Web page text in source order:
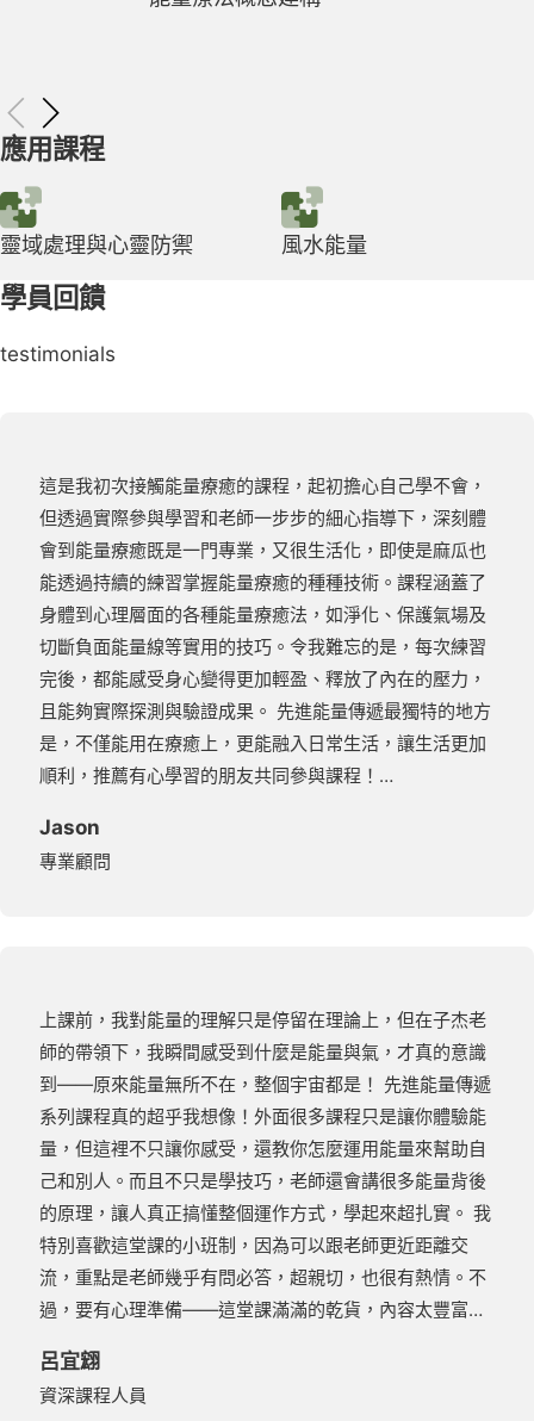
應用課程
靈域處理與心靈防禦 風水能量
學員回饋
testimonials
這是我初次接觸能量療癒的課程，起初擔心自己學不會，
但透過實際參與學習和老師一步步的細心指導下，深刻體
會到能量療癒既是一門專業，又很生活化，即使是麻瓜也
能透過持續的練習掌握能量療癒的種種技術。課程涵蓋了
身體到心理層面的各種能量療癒法，如淨化、保護氣場及
切斷負面能量線等實用的技巧。令我難忘的是，每次練習
完後，都能感受身心變得更加輕盈、釋放了內在的壓力，
且能夠實際探測與驗證成果。 先進能量傳遞最獨特的地方
是，不僅能用在療癒上，更能融入日常生活，讓生活更加
順利，推薦有心學習的朋友共同參與課程！…
Jason
專業顧問
上課前，我對能量的理解只是停留在理論上，但在子杰老
師的帶領下，我瞬間感受到什麼是能量與氣，才真的意識
到——原來能量無所不在，整個宇宙都是！ 先進能量傳遞
系列課程真的超乎我想像！外面很多課程只是讓你體驗能
量，但這裡不只讓你感受，還教你怎麼運用能量來幫助自
己和別人。而且不只是學技巧，老師還會講很多能量背後
的原理，讓人真正搞懂整個運作方式，學起來超扎實。 我
特別喜歡這堂課的小班制，因為可以跟老師更近距離交
流，重點是老師幾乎有問必答，超親切，也很有熱情。不
過，要有心理準備——這堂課滿滿的乾貨，內容太豐富…
呂宜翝
資深課程人員